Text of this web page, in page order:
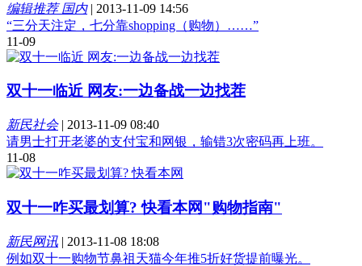
编辑推荐 国内| 2013-11-09 14:56
“三分天注定，七分靠shopping（购物）……”
11-09
双十一临近 网友:一边备战一边找茬
新民社会| 2013-11-09 08:40
请男士打开老婆的支付宝和网银，输错3次密码再上班。
11-08
双十一咋买最划算? 快看本网"购物指南"
新民网讯 | 2013-11-08 18:08
例如双十一购物节鼻祖天猫今年推5折好货提前曝光。